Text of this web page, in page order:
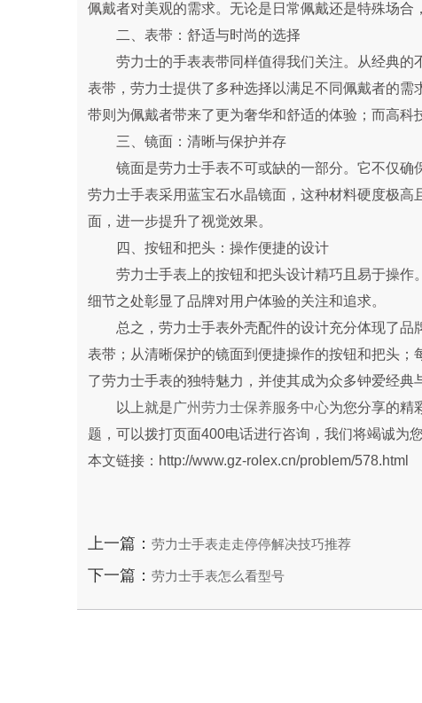
佩戴者对美观的需求。无论是日常佩戴还是特殊场合
二、表带：舒适与时尚的选择
劳力士的手表表带同样值得我们关注。从经典的
表带，劳力士提供了多种选择以满足不同佩戴者的
带则为佩戴者带来了更为奢华和舒适的体验；而高科
三、镜面：清晰与保护并存
镜面是劳力士手表不可或缺的一部分。它不仅确
劳力士手表采用蓝宝石水晶镜面，这种材料硬度极
面，进一步提升了视觉效果。
四、按钮和把头：操作便捷的设计
劳力士手表上的按钮和把头设计精巧且易于操作
细节之处彰显了品牌对用户体验的关注和追求。
总之，劳力士手表外壳配件的设计充分体现了品
表带；从清晰保护的镜面到便捷操作的按钮和把头
了劳力士手表的独特魅力，并使其成为众多钟爱经典
以上就是广州劳力士保养服务中心为您分享的精
题，可以拨打页面400电话进行咨询，我们将竭诚为您
本文链接：http://www.gz-rolex.cn/problem/578.html
上一篇： 劳力士手表走走停停解决技巧推荐
下一篇： 劳力士手表怎么看型号